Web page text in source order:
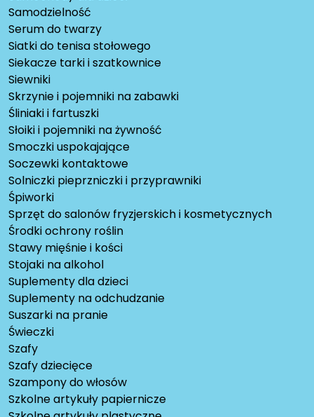
Samodzielność
Serum do twarzy
Siatki do tenisa stołowego
Siekacze tarki i szatkownice
Siewniki
Skrzynie i pojemniki na zabawki
Śliniaki i fartuszki
Słoiki i pojemniki na żywność
Smoczki uspokajające
Soczewki kontaktowe
Solniczki pieprzniczki i przyprawniki
Śpiworki
Sprzęt do salonów fryzjerskich i kosmetycznych
Środki ochrony roślin
Stawy mięśnie i kości
Stojaki na alkohol
Suplementy dla dzieci
Suplementy na odchudzanie
Suszarki na pranie
Świeczki
Szafy
Szafy dziecięce
Szampony do włosów
Szkolne artykuły papiernicze